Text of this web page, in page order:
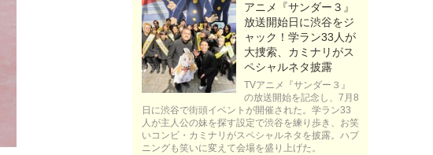
アニメ『サンダー３』
放送開始日に渋谷をジ
ャック！学ラン33人が
大捜索、カミナリがス
ペシャルネタ披露
TVアニメ『サンダー３』
の放送開始を記念し、7月8
日に渋谷で街頭イベントが開催された。学ラン33
人が主人公の妹を探す設定で渋谷を練り歩き、お笑
いコンビ・カミナリがスペシャルネタを披露。ハプ
ニングも笑いに変えて会場を盛り上げた。